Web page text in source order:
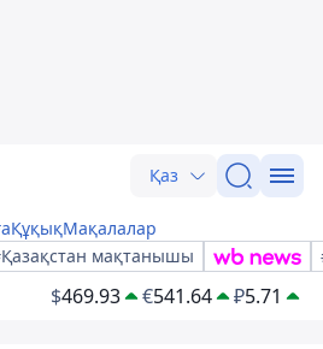
Қаз
ҚұқықМақалалар
мақтанышы
$469.93 €541.64 ₽5.71